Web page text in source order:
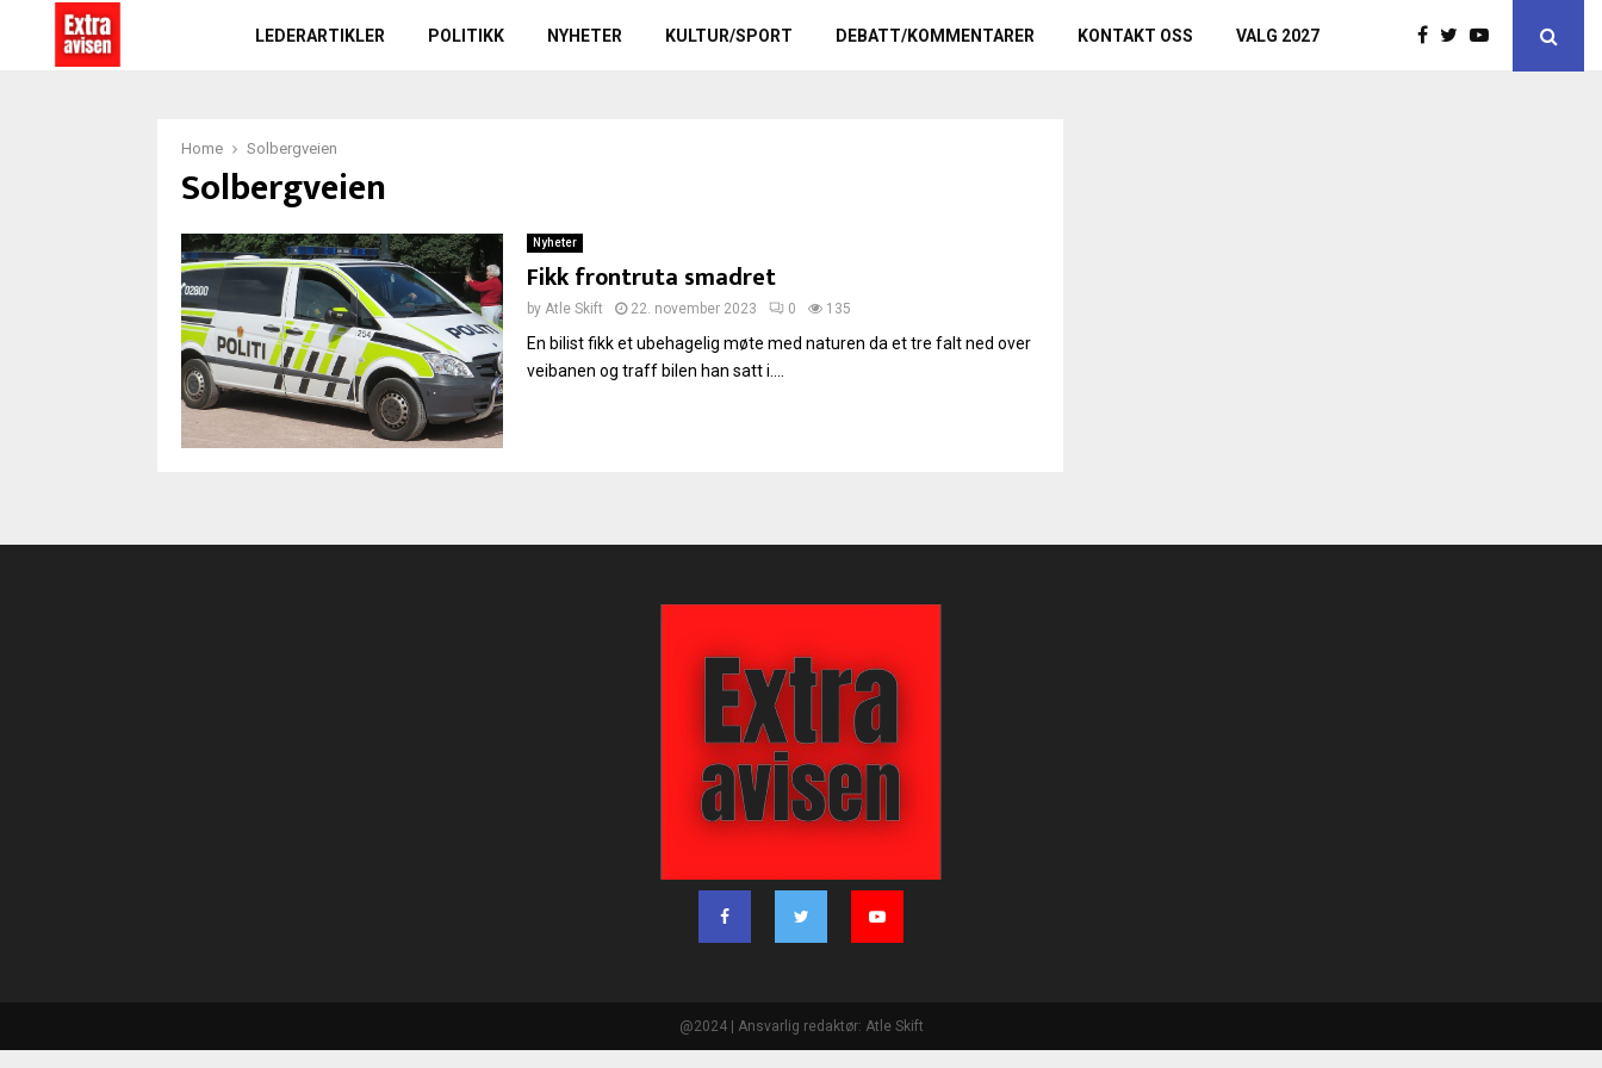
LEDERARTIKLER POLITIKK NYHETER KULTUR/SPORT DEBATT/KOMMENTARER KONTAKT OSS VALG 2027
Home Solbergveien
Solbergveien
Nyheter
Fikk frontruta smadret
by Atle Skift 22. november 2023 0 135
En bilist fikk et ubehagelig møte med naturen da et tre falt ned over
veibanen og traff bilen han satt i....
@2024 | Ansvarlig redaktør: Atle Skift